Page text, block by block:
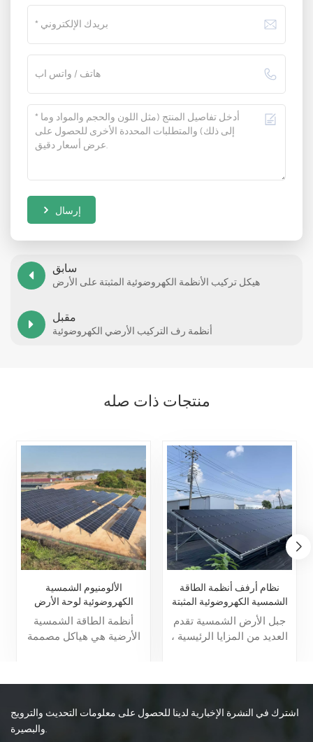
إرسال
سابق
هيكل تركيب الأنظمة الكهروضوئية المثبتة على الأرض
مقبل
أنظمة رف التركيب الأرضي الكهروضوئية
منتجات ذات صله
الألومنيوم الشمسية
الكهروضوئية لوحة الأرض
تصاعد نظام هيكل الأرفف
أنظمة الطاقة الشمسية
الأرضية هي هياكل مصممة
أساسًا مستقرًا، مما يؤدي
الألواح لتحقيق أقصى قدر
من إنتاج الطاقة. تتميز هذه
نظام أرفف أنظمة الطاقة
الشمسية الكهروضوئية المثبتة
على الأرض
جبل الأرض الشمسية تقدم
العديد من المزايا الرئيسية ،
الطاقة النظيفة والمتجددة ،
الأحفوري وخفض انبعاثات
اشترك في النشرة الإخبارية لدينا للحصول على معلومات التحديث والترويج
والبصيرة.